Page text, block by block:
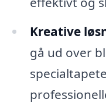
Kreative
gå ud over